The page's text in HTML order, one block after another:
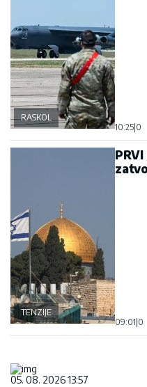
RASKOL
10:25 0
TENZIJE
09:01 0
05. 08. 2026 13:57